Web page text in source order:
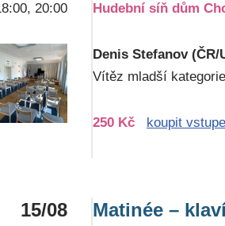
20:00 Hudební síň dům
Denis Stefanov
Vítěz mladší
250 Kč koupit
15/08 Matinée –